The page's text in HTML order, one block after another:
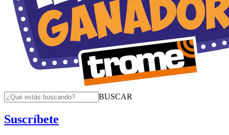
BUSCAR
Suscríbete